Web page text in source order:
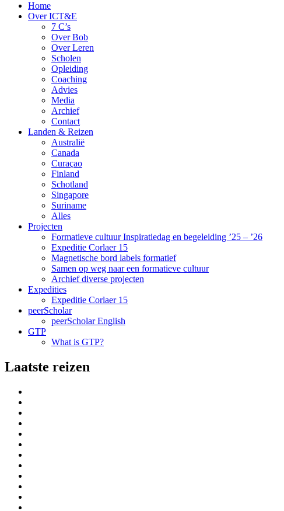
Home
Over ICT&E
7 C’s
Over Bob
Over Leren
Scholen
Opleiding
Coaching
Advies
Media
Archief
Contact
Landen & Reizen
Australië
Canada
Curaçao
Finland
Schotland
Singapore
Suriname
Alles
Projecten
Formatieve cultuur Inspiratiedag en begeleiding ’25 – ’26
Expeditie Corlaer 15
Magnetische bord labels formatief
Samen op weg naar een formatieve cultuur
Archief diverse projecten
Expedities
Expeditie Corlaer 15
peerScholar
peerScholar English
GTP
What is GTP?
Laatste reizen